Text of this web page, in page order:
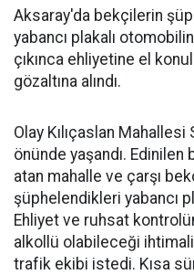
Aksaray'da bekçilerin
yabancı plakalı
çıkınca ehliyetine el
gözaltına alındı.
Olay Kılıçaslan
önünde yaşandı.
atan mahalle ve çarşı
şüphelendikleri yabancı
Ehliyet ve ruhsat
alkollü olabileceği
trafik ekibi istedi. Kısa